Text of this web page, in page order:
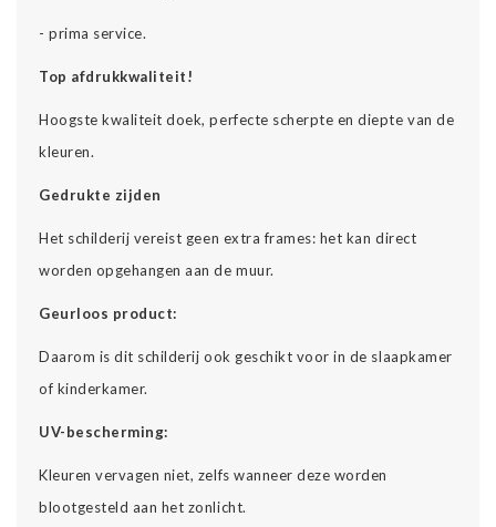
- prima service.
Top afdrukkwaliteit!
Hoogste kwaliteit doek, perfecte scherpte en diepte van de
kleuren.
Gedrukte zijden
Het schilderij vereist geen extra frames: het kan direct
worden opgehangen aan de muur.
Geurloos product:
Daarom is dit schilderij ook geschikt voor in de slaapkamer
of kinderkamer.
UV-bescherming:
Kleuren vervagen niet, zelfs wanneer deze worden
blootgesteld aan het zonlicht.